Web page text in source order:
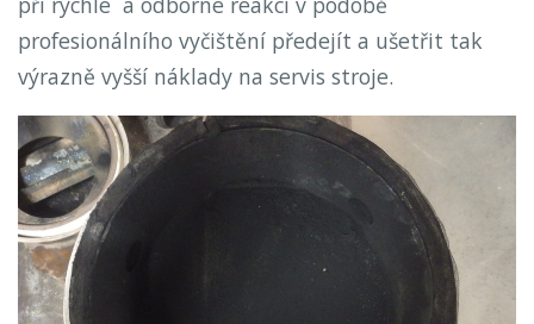
profesionálního vyčištění předejít a ušetřit tak
výrazně vyšší náklady na servis stroje.